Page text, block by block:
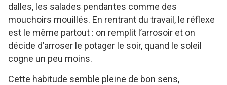
dalles, les salades pendantes comme des
mouchoirs mouillés. En rentrant du travail, le réflexe
est le même partout : on remplit l’arrosoir et on
décide d’arroser le potager le soir, quand le soleil
cogne un peu moins.
Cette habitude semble pleine de bon sens,